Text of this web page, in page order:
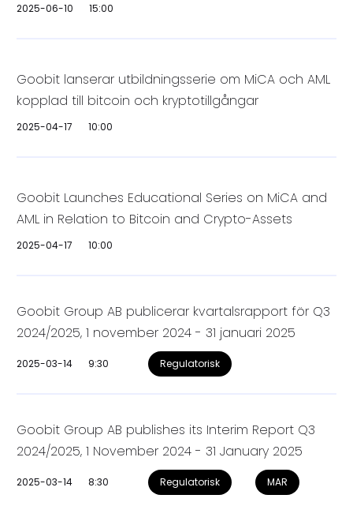
2025-06-10 15:00
Goobit lanserar utbildningsserie om MiCA och AML
kopplad till bitcoin och kryptotillgångar
2025-04-17 10:00
Goobit Launches Educational Series on MiCA and
AML in Relation to Bitcoin and Crypto-Assets
2025-04-17 10:00
Goobit Group AB publicerar kvartalsrapport för Q3
2024/2025, 1 november 2024 - 31 januari 2025
2025-03-14 9:30 Regulatorisk
Goobit Group AB publishes its Interim Report Q3
2024/2025, 1 November 2024 - 31 January 2025
2025-03-14 8:30 Regulatorisk MAR